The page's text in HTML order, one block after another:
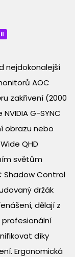
nejdokonalejší
AOC
zakřivení (2000
G-SYNC
obrazu nebo
QHD
světům
Shadow Control
držák
dělají z
profesionální
díky
Ergonomická